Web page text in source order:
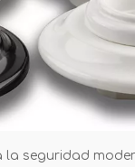
la seguridad